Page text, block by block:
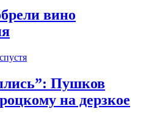
вино
Пушков
на дерзкое